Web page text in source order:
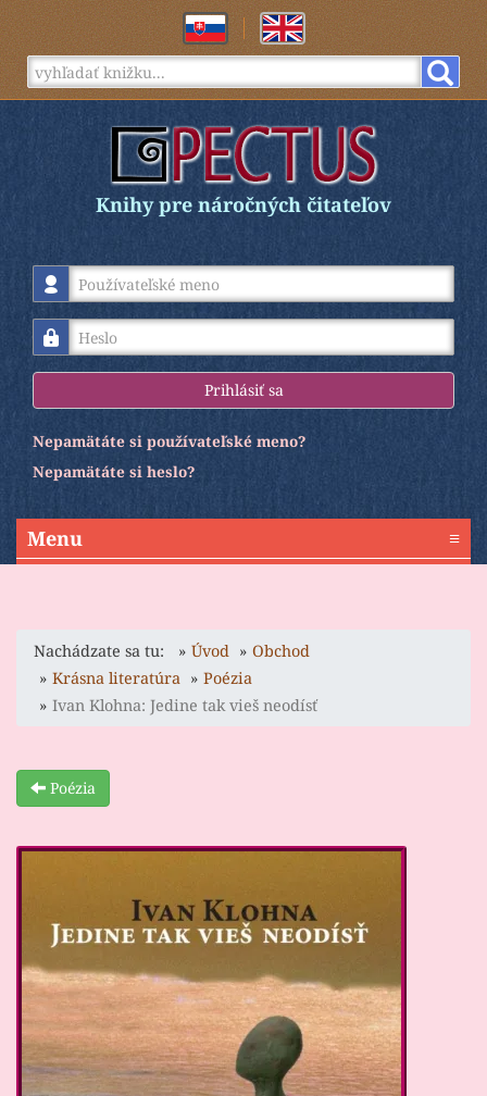
Knihy pre náročných čitateľov
Používateľské meno
Heslo
Prihlásiť sa
Nepamätáte si používateľské meno?
Nepamätáte si heslo?
Menu ≡
Nachádzate sa tu: Úvod
Obchod
Krásna literatúra
Poézia
Ivan Klohna: Jedine tak vieš neodísť
Poézia